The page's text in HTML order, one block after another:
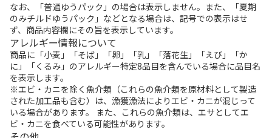
なお、「普通ゆうパック」の場合は表示しません。また、「夏期
のみチルドゆうパック」などとなる場合は、記号での表示はせ
ず、商品内容欄にその旨を表示しています。
アレルギー情報について
商品に「小麦」「そば」「卵」「乳」「落花生」「えび」「か
に」「くるみ」のアレルギー特定8品目を含んでいる場合に品目名
を表示します。
※エビ・カニを除く魚介類（これらの魚介類を原材料として製造
された加工品も含む）は、漁獲漁法によりエビ・カニが混じって
いる場合があります。 また、これらの魚介類は、エサとしてエ
ビ・カニを食べている可能性があります。